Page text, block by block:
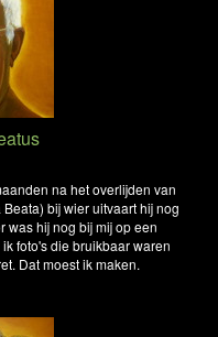
na het overlijden van
bij wier uitvaart hij nog
was hij nog bij mij op een
foto's die bruikbaar waren
Dat moest ik maken.